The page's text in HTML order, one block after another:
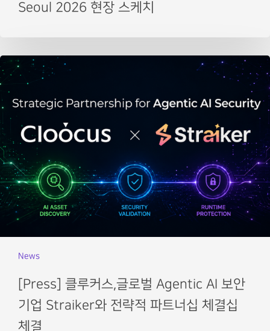
Seoul 2026 현장 스케치
News
[Press] 클루커스,글로벌 Agentic AI 보안
기업 Straiker와 전략적 파트너십 체결십
체결